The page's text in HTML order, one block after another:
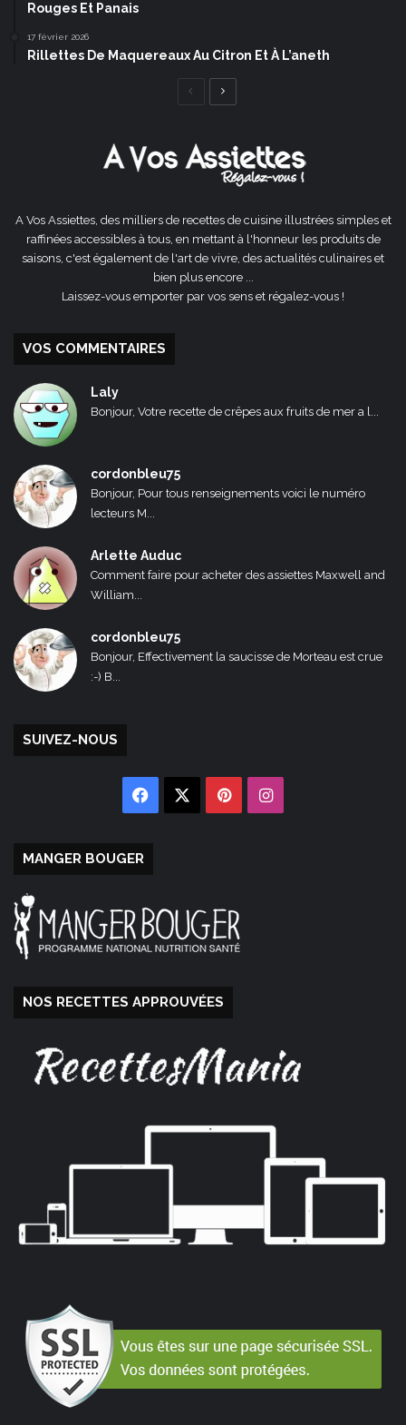
Rouges Et Panais
17 février 2026
Rillettes De Maquereaux Au Citron Et À L’aneth
Page
A Vos Assiettes, des milliers de recettes de cuisine illustrées simples et
raffinées accessibles à tous, en mettant à l'honneur les produits de
saisons, c'est également de l'art de vivre, des actualités culinaires et
bien plus encore ...
Laissez-vous emporter par vos sens et régalez-vous !
VOS COMMENTAIRES
Laly
Bonjour, Votre recette de crêpes aux fruits de mer a l...
cordonbleu75
Bonjour, Pour tous renseignements voici le numéro
lecteurs M...
Arlette Auduc
Comment faire pour acheter des assiettes Maxwell and
William...
cordonbleu75
Bonjour, Effectivement la saucisse de Morteau est crue
:-) B...
SUIVEZ-NOUS
Facebook PinterestInstagram
MANGER BOUGER
NOS RECETTES APPROUVÉES